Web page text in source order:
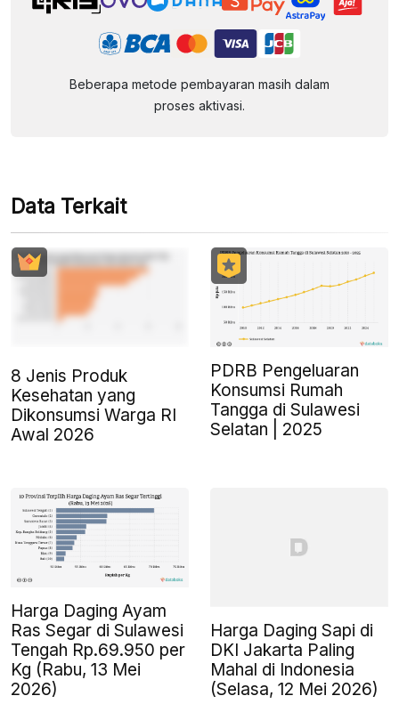
Beberapa metode pembayaran masih dalam
proses aktivasi.
Data Terkait
8 Jenis Produk
Kesehatan yang
Dikonsumsi Warga RI
Awal 2026
PDRB Pengeluaran
Konsumsi Rumah
Tangga di Sulawesi
Selatan | 2025
Harga Daging Ayam
Ras Segar di Sulawesi
Tengah Rp.69.950 per
Kg (Rabu, 13 Mei
2026)
Harga Daging Sapi di
DKI Jakarta Paling
Mahal di Indonesia
(Selasa, 12 Mei 2026)